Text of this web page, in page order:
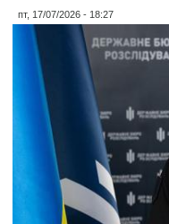
пт, 17/07/2026 - 18:27